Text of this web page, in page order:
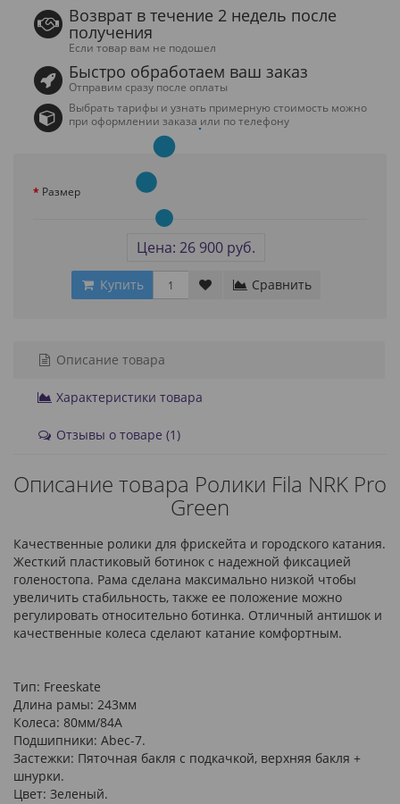
Возврат в течение 2 недель после
получения
Если товар вам не подошел
Быстро обработаем ваш заказ
Отправим сразу после оплаты
Выбрать тарифы и узнать примерную стоимость можно
при оформлении заказа или по телефону
Размер
Цена: 26 900 руб.
Купить Сравнить
Описание товара
Характеристики товара
Отзывы о товаре (1)
Описание товара Ролики Fila NRK Pro
Green
Качественные ролики для фрискейта и городского катания.
Жесткий пластиковый ботинок с надежной фиксацией
голеностопа. Рама сделана максимально низкой чтобы
увеличить стабильность, также ее положение можно
регулировать относительно ботинка. Отличный антишок и
качественные колеса сделают катание комфортным.
Тип: Freeskate
Длина рамы: 243мм
Колеса: 80мм/84А
Подшипники: Abec-7.
Застежки: Пяточная бакля с подкачкой, верхняя бакля +
шнурки.
Цвет: Зеленый.